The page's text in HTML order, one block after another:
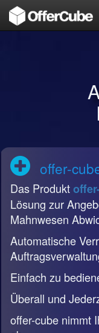
offer-
Das Produkt
Lösung zur
Mahnwesen
Automatische
Einfach zu
Überall und
offer-cube nimmt